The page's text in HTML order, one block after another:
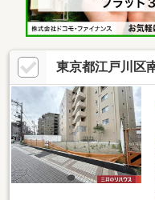
東京都江戸川区